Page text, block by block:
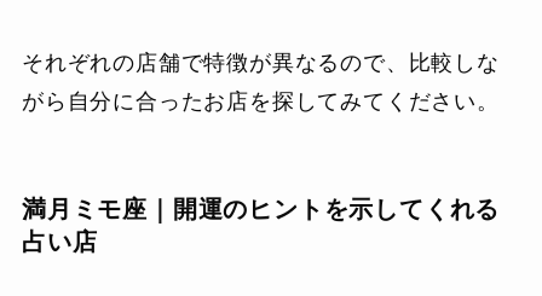
それぞれの店舗で特徴が異なるので、比較しな
がら自分に合ったお店を探してみてください。
満月ミモ座｜開運のヒントを示してくれる
占い店